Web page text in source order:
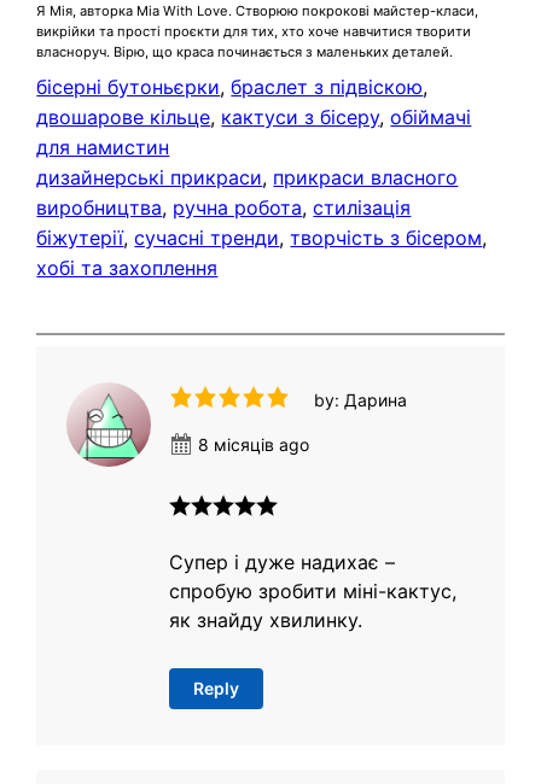
Я Мія, авторка Mia With Love. Створюю покрокові майстер-класи,
викрійки та прості проєкти для тих, хто хоче навчитися творити
власноруч. Вірю, що краса починається з маленьких деталей.
бісерні бутоньєрки, браслет з підвіскою
двошарове кільце, кактуси з бісеру, обіймачі
для намистин
дизайнерські прикраси, прикраси власного
виробництва, ручна робота, стилізація
біжутерії, сучасні тренди, творчість з бісером
хобі та захоплення
by: Дарина
8 місяців ago
Супер і дуже надихає –
спробую зробити міні-кактус,
як знайду хвилинку.
Reply